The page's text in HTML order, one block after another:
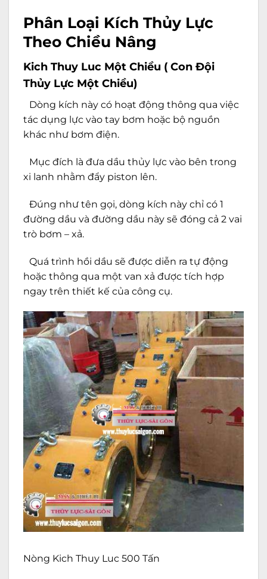
Phân Loại Kích Thủy Lực
Theo Chiều Nâng
Kich Thuy Luc Một Chiều ( Con Đội
Thủy Lực Một Chiều)
Dòng kích này có hoạt động thông qua việc
tác dụng lực vào tay bơm hoặc bộ nguồn
khác như bơm điện.
Mục đích là đưa dầu thủy lực vào bên trong
xi lanh nhằm đẩy piston lên.
Đúng như tên gọi, dòng kích này chỉ có 1
đường dầu và đường dầu này sẽ đóng cả 2 vai
trò bơm – xả.
Quá trình hồi dầu sẽ được diễn ra tự động
hoặc thông qua một van xả được tích hợp
ngay trên thiết kế của công cụ.
Nòng Kich Thuy Luc 500 Tấn